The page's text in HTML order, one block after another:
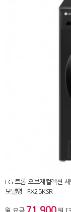
LG 트롬 오브제컬렉션
모델명 : FX25KSR